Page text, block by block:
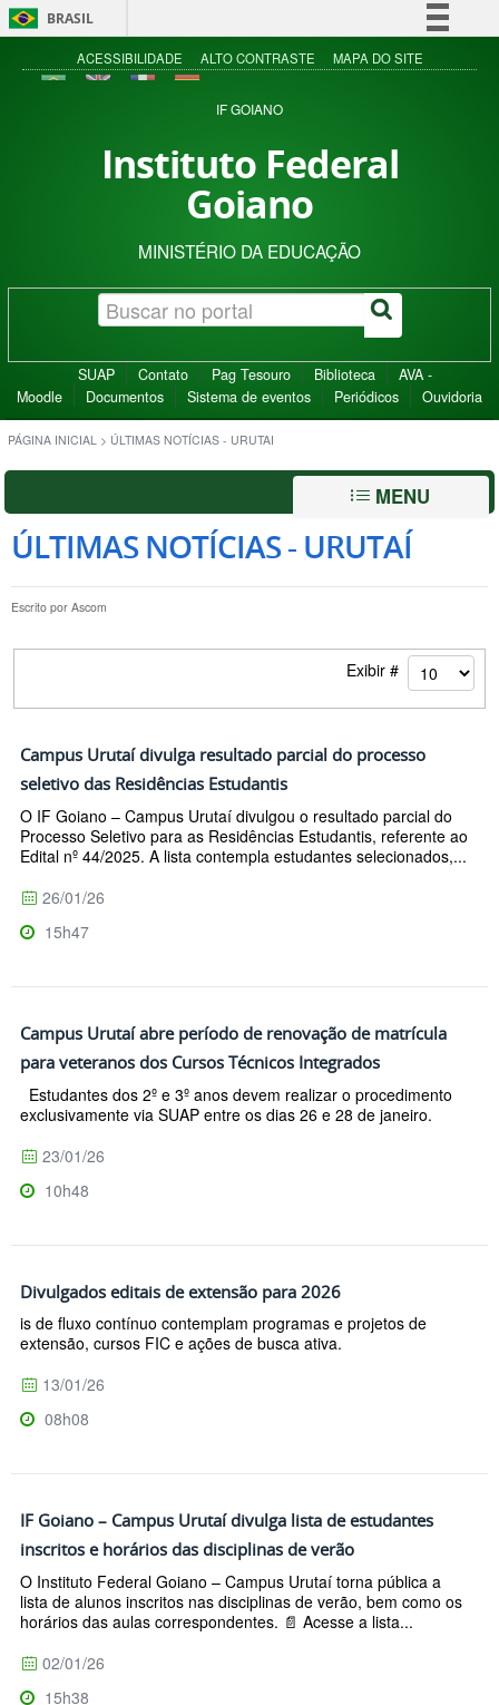
BRASIL
Simplifique!
Acesso à informação
ACESSIBILIDADE ALTO CONTRASTE MAPA DO SITE
IF GOIANO
Instituto Federal
Goiano
MINISTÉRIO DA EDUCAÇÃO
SUAP Contato Pag Tesouro Biblioteca
AVA -
Moodle
Documentos Sistema de eventos Periódicos Ouvidoria
PÁGINA INICIAL > ÚLTIMAS NOTÍCIAS - URUTAI
MENU
ÚLTIMAS NOTÍCIAS - URUTAÍ
Escrito por Ascom
Exibir #
Campus Urutaí divulga resultado parcial do processo
seletivo das Residências Estudantis
O IF Goiano – Campus Urutaí divulgou o resultado parcial do
Processo Seletivo para as Residências Estudantis, referente ao
Edital nº 44/2025. A lista contempla estudantes selecionados,...
26/01/26
15h47
Campus Urutaí abre período de renovação de matrícula
para veteranos dos Cursos Técnicos Integrados
Estudantes dos 2º e 3º anos devem realizar o procedimento
exclusivamente via SUAP entre os dias 26 e 28 de janeiro.
23/01/26
10h48
Divulgados editais de extensão para 2026
is de fluxo contínuo contemplam programas e projetos de
extensão, cursos FIC e ações de busca ativa.
13/01/26
08h08
IF Goiano – Campus Urutaí divulga lista de estudantes
inscritos e horários das disciplinas de verão
O Instituto Federal Goiano – Campus Urutaí torna pública a
lista de alunos inscritos nas disciplinas de verão, bem como os
horários das aulas correspondentes. 📄 Acesse a lista...
02/01/26
15h38